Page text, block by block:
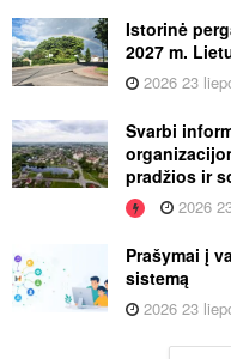
Istorinė
2027 m.
2026 23
Svarbi
pradžios ir
2026
Prašymai į
sistemą
2026 23